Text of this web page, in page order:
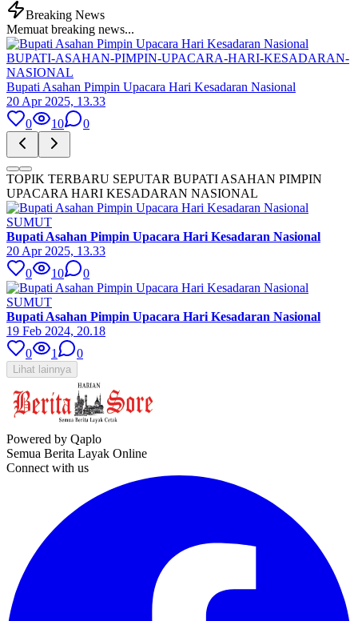
Breaking News
Memuat breaking news...
BUPATI-ASAHAN-PIMPIN-UPACARA-HARI-KESADARAN-
NASIONAL
Bupati Asahan Pimpin Upacara Hari Kesadaran Nasional
20 Apr 2025, 13.33
0
10 0
TOPIK TERBARU SEPUTAR BUPATI ASAHAN PIMPIN
UPACARA HARI KESADARAN NASIONAL
SUMUT
Bupati Asahan Pimpin Upacara Hari Kesadaran Nasional
20 Apr 2025, 13.33
0
10 0
SUMUT
Bupati Asahan Pimpin Upacara Hari Kesadaran Nasional
19 Feb 2024, 20.18
0
1 0
Lihat lainnya
Powered by Qaplo
Semua Berita Layak Online
Connect with us